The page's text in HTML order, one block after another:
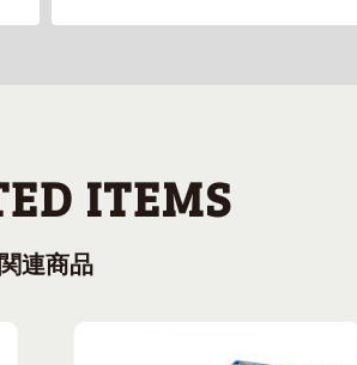
関連商品